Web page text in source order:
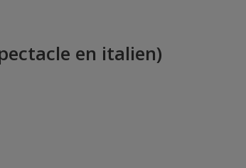
en italien)